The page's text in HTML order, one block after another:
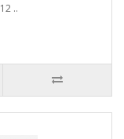
..